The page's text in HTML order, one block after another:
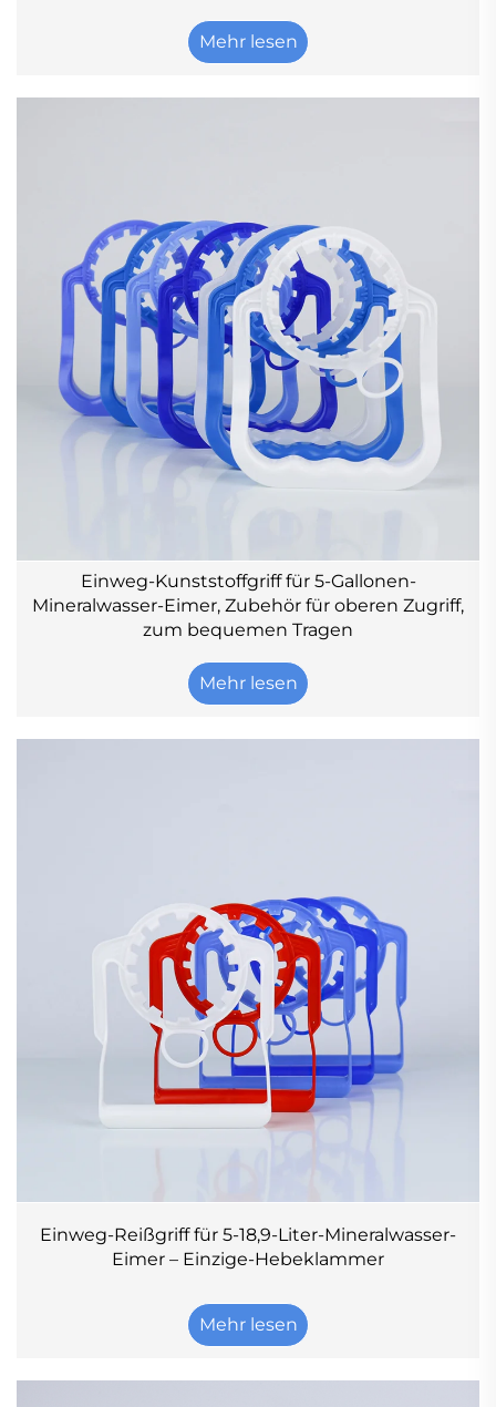
Mehr lesen
Einweg-Kunststoffgriff für 5-Gallonen-
Mineralwasser-Eimer, Zubehör für oberen Zugriff,
zum bequemen Tragen
Mehr lesen
Einweg-Reißgriff für 5-18,9-Liter-Mineralwasser-
Eimer – Einzige-Hebeklammer
Mehr lesen